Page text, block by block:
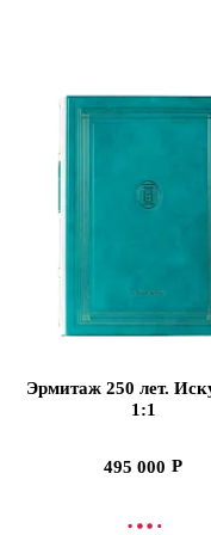
Эрмитаж 250 лет.
1:1
495 000
СООБЩИТЬ О